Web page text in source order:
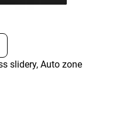
slidery, Auto zone